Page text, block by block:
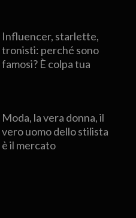
Influencer, starlette,
tronisti: perché sono
famosi? È colpa tua
Moda, la vera donna, il
vero uomo dello stilista
è il mercato